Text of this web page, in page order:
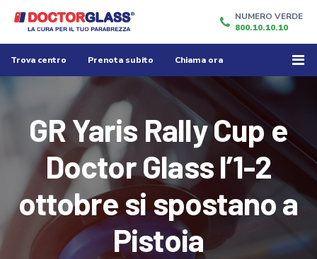
NUMERO VERDE
800.10.10.10
Trova centro Prenota subito Chiama ora
GR Yaris Rally Cup e
Doctor Glass l’1-2
ottobre si spostano a
Pistoia